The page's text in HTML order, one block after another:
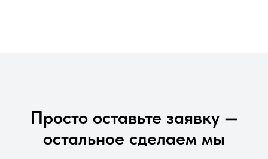
Просто оставьте заявку —
остальное сделаем мы